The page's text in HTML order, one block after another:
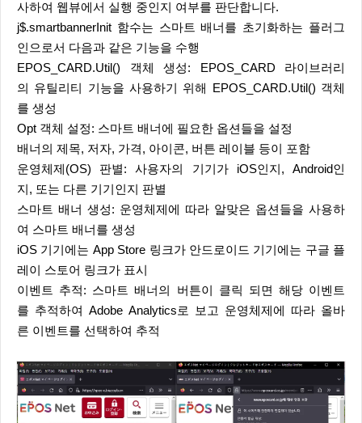
사하여 웹뷰에서 실행 중인지 여부를 판단합니다.
j$.smartbannerInit 함수는 스마트 배너를 초기화하는 플러그
인으로서 다음과 같은 기능을 수행
EPOS_CARD.Util() 객체 생성: EPOS_CARD 라이브러리
의 유틸리티 기능을 사용하기 위해 EPOS_CARD.Util() 객체
를 생성
Opt 객체 설정: 스마트 배너에 필요한 옵션들을 설정
배너의 제목, 저자, 가격, 아이콘, 버튼 레이블 등이 포함
운영체제(OS) 판별: 사용자의 기기가 iOS인지, Android인
지, 또는 다른 기기인지 판별
스마트 배너 생성: 운영체제에 따라 알맞은 옵션들을 사용하
여 스마트 배너를 생성
iOS 기기에는 App Store 링크가 안드로이드 기기에는 구글 플
레이 스토어 링크가 표시
이벤트 추적: 스마트 배너의 버튼이 클릭 되면 해당 이벤트
를 추적하여 Adobe Analytics로 보고 운영체제에 따라 올바
른 이벤트를 선택하여 추적